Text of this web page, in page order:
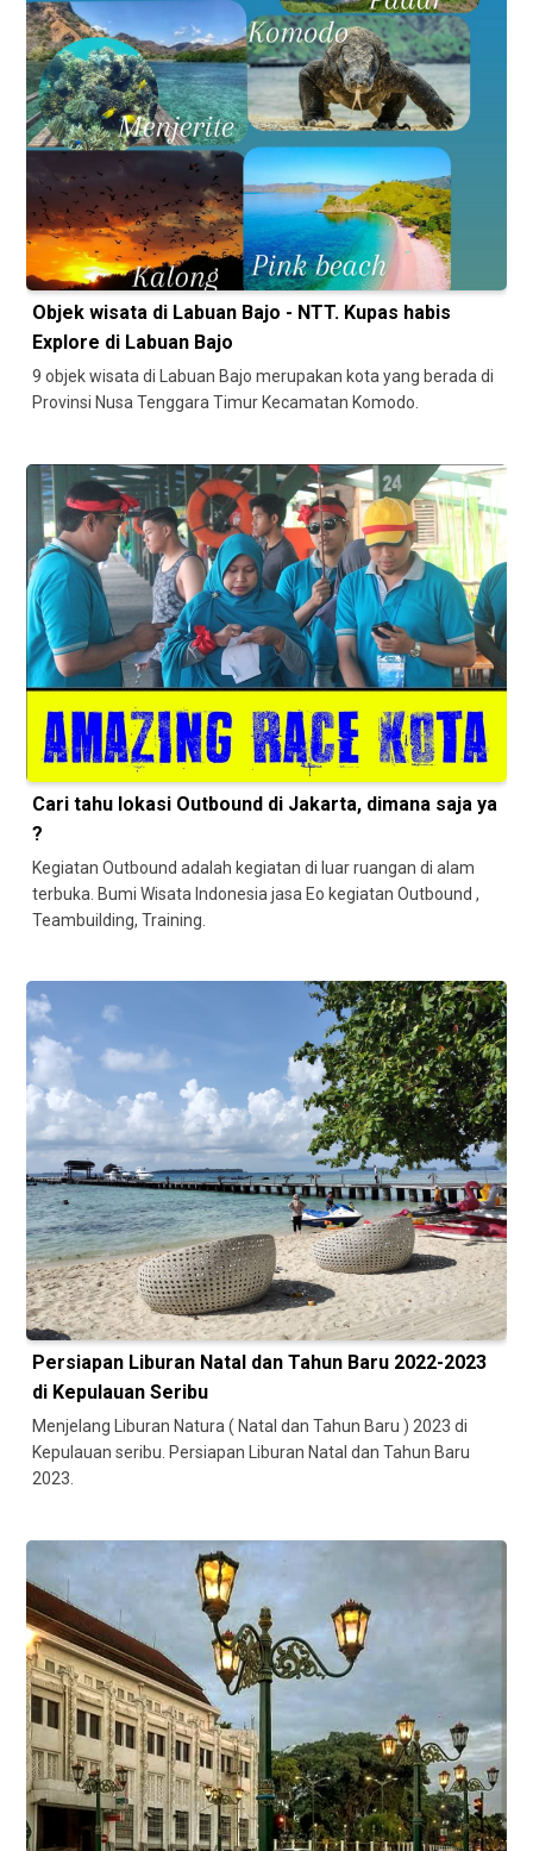
Objek wisata di Labuan Bajo - NTT. Kupas habis
Explore di Labuan Bajo
9 objek wisata di Labuan Bajo merupakan kota yang berada di
Provinsi Nusa Tenggara Timur Kecamatan Komodo.
Cari tahu lokasi Outbound di Jakarta, dimana saja ya
?
Kegiatan Outbound adalah kegiatan di luar ruangan di alam
terbuka. Bumi Wisata Indonesia jasa Eo kegiatan Outbound ,
Teambuilding, Training.
Persiapan Liburan Natal dan Tahun Baru 2022-2023
di Kepulauan Seribu
Menjelang Liburan Natura ( Natal dan Tahun Baru ) 2023 di
Kepulauan seribu. Persiapan Liburan Natal dan Tahun Baru
2023.